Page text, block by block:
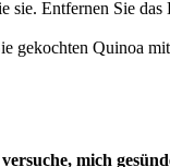
Entfernen Sie
gekochten Quinoa
mich